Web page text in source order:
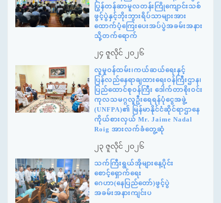
ပြွန်တန်ဆာမူလတန်းကြိုကျောင်းသစ်
ဖွင့်ပွဲနှင့်ဘိုးဘွားရိပ်သာများအား
ထောက်ပံ့ကြေးပေးအပ်ပွဲအခမ်းအနား
သို့တက်ရောက်
၂၄ ဇူလိုင် ၂၀၂၆
လူမှုဝန်ထမ်း၊ကယ်ဆယ်ရေးနှင့်
ပြန်လည်နေရာချထားရေးဝန်ကြီးဌာန၊
ပြည်ထောင်စုဝန်ကြီး ဒေါက်တာစိုးဝင်း
ကုလသမဂ္ဂလူဦးရေရန်ပုံငွေအဖွဲ့
(UNFPA)၏ မြန်မာနိုင်ငံဆိုင်ရာဌာနေ
ကိုယ်စားလှယ် Mr. Jaime Nadal
Roig အားလက်ခံတွေ့ဆုံ
၂၃ ဇူလိုင် ၂၀၂၆
သက်ကြီးရွယ်အိုများနေ့ပိုင်း
စောင့်ရှောက်ရေး
ဂေဟာ(နေပြည်တော်)ဖွင့်ပွဲ
အခမ်းအနားကျင်းပ